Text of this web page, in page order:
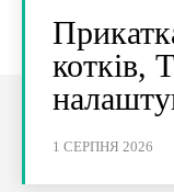
котків,
1 СЕРПНЯ 2026